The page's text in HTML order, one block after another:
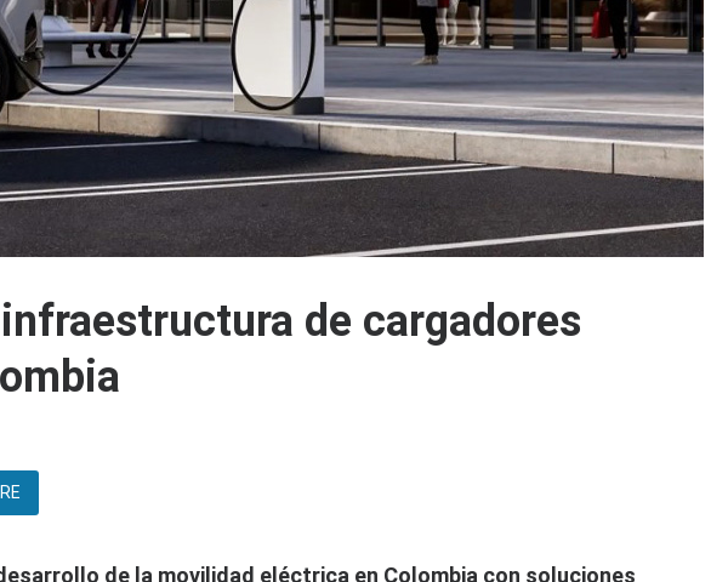
de cargadores
de la movilidad eléctrica en Colombia con soluciones